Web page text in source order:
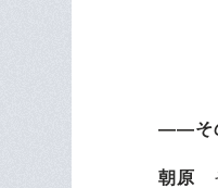
――そ
朝原